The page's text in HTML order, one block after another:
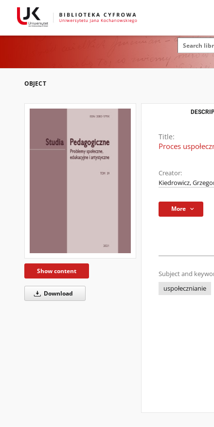
OBJECT
Show content
Download
Title:
Proces
Creator:
Kiedrowicz,
More
Subject and
uspołecznianie